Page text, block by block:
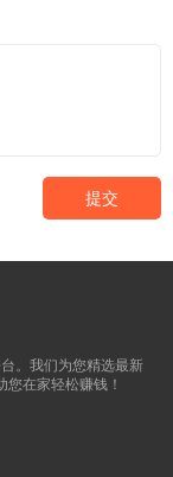
提交
。我们为您精选最新
在家轻松赚钱！